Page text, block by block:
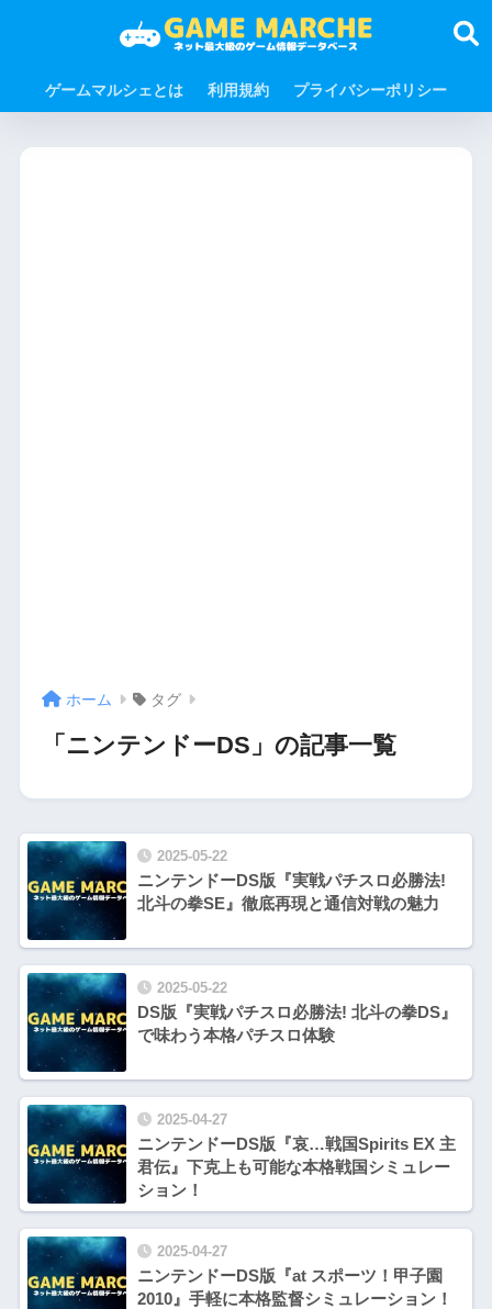
ゲームマルシェとは 利用規約 プライバシーポリシー
ホーム タグ
「ニンテンドーDS」の記事一覧
2025-05-22
ニンテンドーDS版『実戦パチスロ必勝法!
北斗の拳SE』徹底再現と通信対戦の魅力
2025-05-22
DS版『実戦パチスロ必勝法! 北斗の拳DS』
で味わう本格パチスロ体験
2025-04-27
ニンテンドーDS版『哀…戦国Spirits EX 主
君伝』下克上も可能な本格戦国シミュレー
ション！
2025-04-27
ニンテンドーDS版『at スポーツ！甲子園
2010』手軽に本格監督シミュレーション！